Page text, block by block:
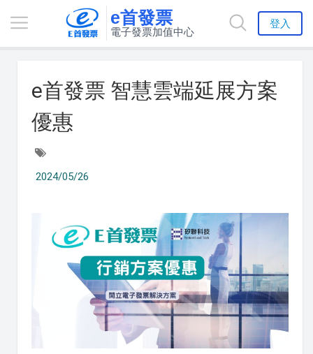
e首發票
電子發票加值中心
登入
e首發票 智慧雲端延展方案
優惠
2024/05/26